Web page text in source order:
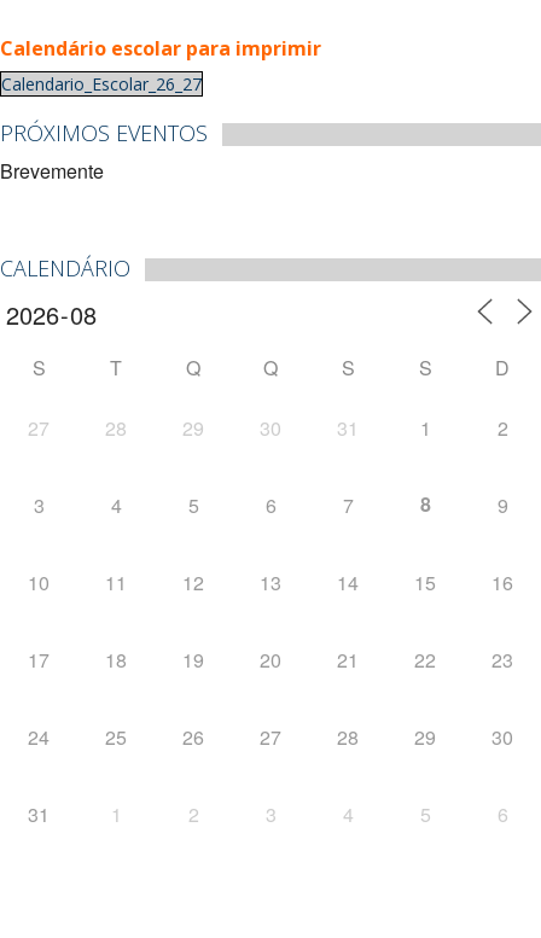
Calendário escolar para imprimir
Calendario_Escolar_26_27
PRÓXIMOS EVENTOS
Brevemente
CALENDÁRIO
S T Q Q S S D
27 28 29 30 31 1 2
3 4 5 6 7 8 9
10 11 12 13 14 15 16
17 18 19 20 21 22 23
24 25 26 27 28 29 30
31 1 2 3 4 5 6